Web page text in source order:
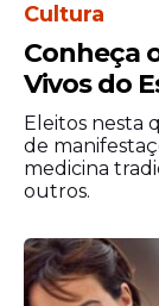
Matuê
Jonas
Karkará
12 de junho
Marisa
Gegê
Tito
Cultura
Conheça
Vivos do
Eleitos nesta
de
medicina
outros.